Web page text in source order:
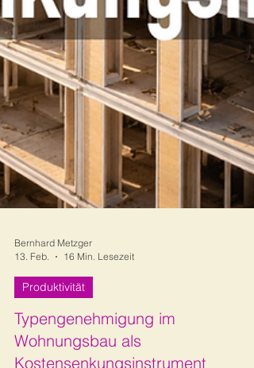
Bernhard Metzger
13. Feb.
16 Min. Lesezeit
Produktivität
Typengenehmigung im